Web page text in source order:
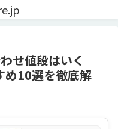
せ値段はいく
め10選を徹底解